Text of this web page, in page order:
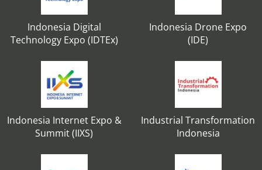
Indonesia Digital
Technology Expo (IDTEx)
Indonesia Drone Expo
(IDE)
Indonesia Internet Expo &
Summit (IIXS)
Industrial Transformation
Indonesia